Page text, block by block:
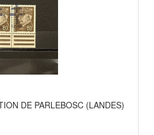
DE PARLEBOSC (LANDES)